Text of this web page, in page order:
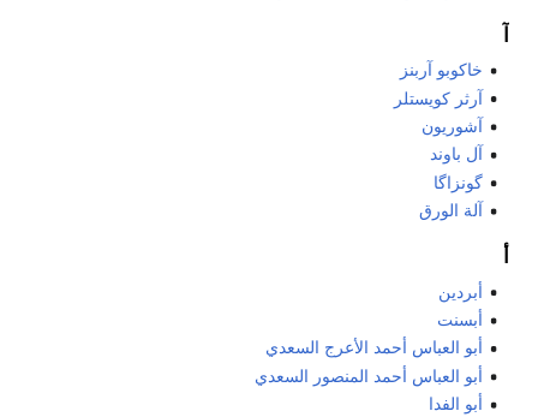
خاكوبو آربنز
آرثر كويستلر
آشوريون
آل باوند
گونزاگا
آلة الورق
أبردين
أبسنت
أبو العباس أحمد الأعرج السعدي
أبو العباس أحمد المنصور السعدي
أبو الفدا